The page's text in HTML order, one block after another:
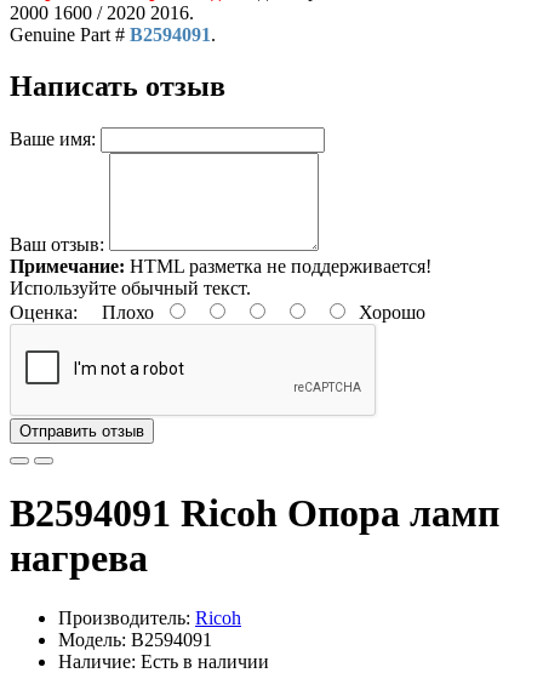
2000 1600 / 2020 2016.
Genuine Part # B2594091.
Написать отзыв
Ваше имя:
Ваш отзыв:
Примечание: HTML разметка не поддерживается!
Используйте обычный текст.
Оценка: Плохо Хорошо
Отправить отзыв
B2594091 Ricoh Опора ламп
нагрева
Производитель: Ricoh
Модель: B2594091
Наличие: Есть в наличии